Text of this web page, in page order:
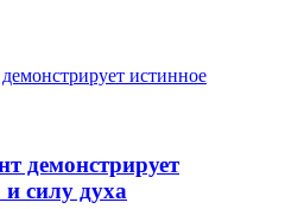
демонстрирует
и силу духа